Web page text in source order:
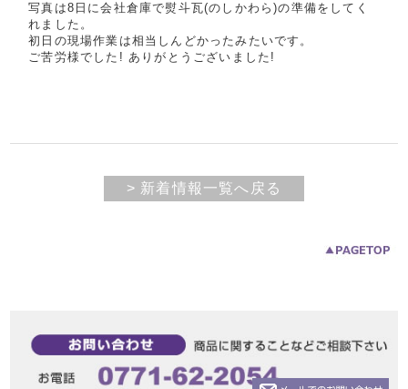
写真は8日に会社倉庫で熨斗瓦(のしかわら)の準備をしてく
れました。
初日の現場作業は相当しんどかったみたいです。
ご苦労様でした! ありがとうございました!
> 新着情報一覧へ戻る